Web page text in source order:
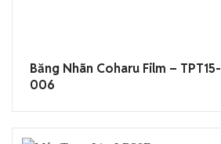
Băng Nhãn Coharu Film – TPT15-
006